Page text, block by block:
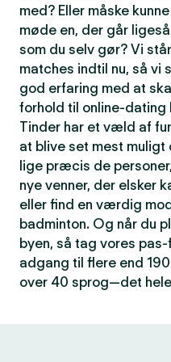
med? Eller måske
møde en, der går
som du selv gør? Vi
matches indtil nu, så vi
god erfaring med at
forhold til online-
Tinder har et væld af
at blive set mest
lige præcis de
nye venner, der elsker
eller find en værdig
badminton. Og når du
byen, så tag vores
adgang til flere end
over 40 sprog—det